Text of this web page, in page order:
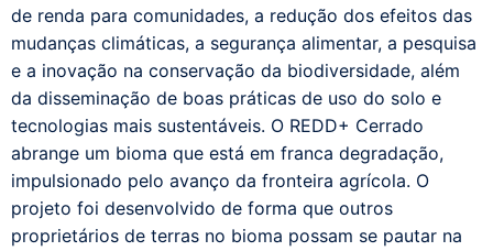
de renda para comunidades, a redução dos efeitos das
mudanças climáticas, a segurança alimentar, a pesquisa
e a inovação na conservação da biodiversidade, além
da disseminação de boas práticas de uso do solo e
tecnologias mais sustentáveis. O REDD+ Cerrado
abrange um bioma que está em franca degradação,
impulsionado pelo avanço da fronteira agrícola. O
projeto foi desenvolvido de forma que outros
proprietários de terras no bioma possam se pautar na